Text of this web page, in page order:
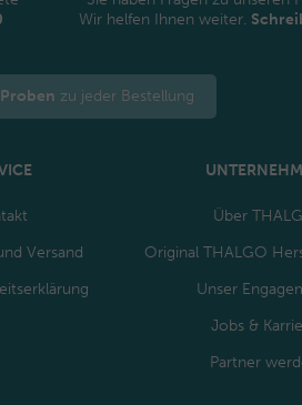
Wir helfen Ihnen weiter.
zu jeder Bestellung
Versand
Über
Original THALGO
Unser
Jobs &
Partner